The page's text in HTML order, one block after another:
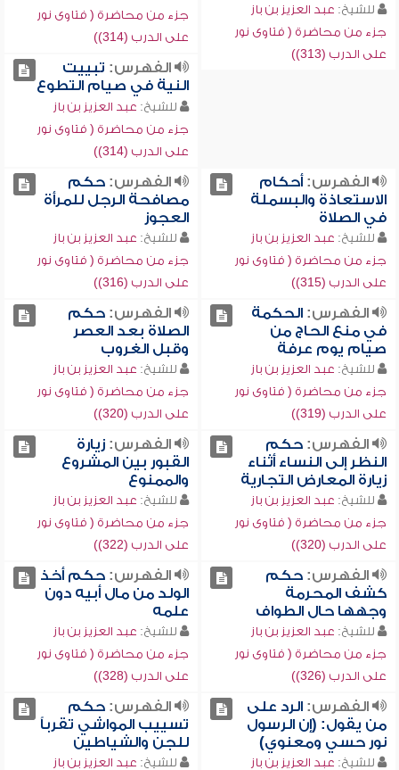
للشيخ: عبد العزيز بن باز
جزء من محاضرة ( فتاوى نور
على الدرب (313))
جزء من محاضرة ( فتاوى نور
على الدرب (314))
الفهرس: تبييت
النية في صيام التطوع
للشيخ: عبد العزيز بن باز
جزء من محاضرة ( فتاوى نور
على الدرب (314))
الفهرس:أحكام
الاستعاذة والبسملة
في الصلاة
للشيخ: عبد العزيز بن باز
جزء من محاضرة ( فتاوى نور
على الدرب (315))
الفهرس:حكم
مصافحة الرجل للمرأة
العجوز
للشيخ: عبد العزيز بن باز
جزء من محاضرة ( فتاوى نور
على الدرب (316))
الفهرس:الحكمة
في منع الحاج من
صيام يوم عرفة
للشيخ: عبد العزيز بن باز
جزء من محاضرة ( فتاوى نور
على الدرب (319))
الفهرس:حكم
الصلاة بعد العصر
وقبل الغروب
للشيخ: عبد العزيز بن باز
جزء من محاضرة ( فتاوى نور
على الدرب (320))
الفهرس:حكم
النظر إلى النساء أثناء
زيارة المعارض التجارية
للشيخ: عبد العزيز بن باز
جزء من محاضرة ( فتاوى نور
على الدرب (320))
الفهرس:زيارة
القبور بين المشروع
والممنوع
للشيخ: عبد العزيز بن باز
جزء من محاضرة ( فتاوى نور
على الدرب (322))
الفهرس:حكم
كشف المحرمة
وجهها حال الطواف
للشيخ: عبد العزيز بن باز
جزء من محاضرة ( فتاوى نور
على الدرب (326))
الفهرس:حكم أخذ
الولد من مال أبيه دون
علمه
للشيخ: عبد العزيز بن باز
جزء من محاضرة ( فتاوى نور
على الدرب (328))
الفهرس:الرد على
من يقول: (إن الرسول
نور حسي ومعنوي)
للشيخ: عبد العزيز بن باز
الفهرس:حكم
تسييب المواشي تقرباً
للجن والشياطين
للشيخ: عبد العزيز بن باز